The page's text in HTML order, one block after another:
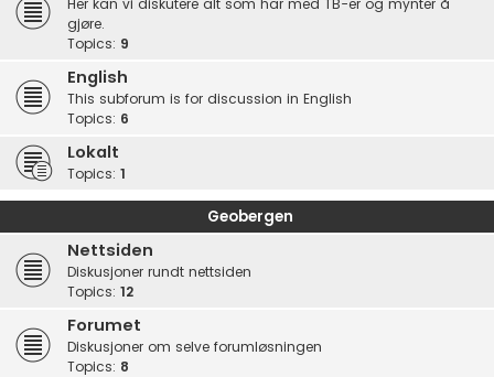
Her kan vi diskutere alt som har med TB-er og mynter å
gjøre.
Topics: 9
English
This subforum is for discussion in English
Topics: 6
Lokalt
Topics: 1
Geobergen
Nettsiden
Diskusjoner rundt nettsiden
Topics: 12
Forumet
Diskusjoner om selve forumløsningen
Topics: 8